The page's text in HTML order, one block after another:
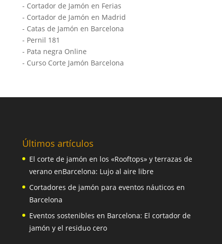
- Cortador de Jamón en Ferias
- Cortador de Jamón en Madrid
- Catas de Jamón en Barcelona
- Pernil 181
- Pata negra Online
- Curso Corte Jamón Barcelona
Últimos artículos
El corte de jamón en los «Rooftops» y terrazas de
verano enBarcelona: Lujo al aire libre
Cortadores de jamón para eventos náuticos en
Barcelona
Eventos sostenibles en Barcelona: El cortador de
jamón y el residuo cero